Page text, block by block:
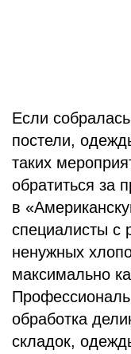
Если
постели,
таких
обратиться за
в
специалисты с
ненужных
максимально
обработка
складок,